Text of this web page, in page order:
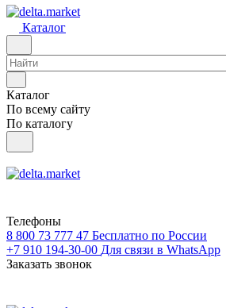
Каталог
Каталог
По всему сайту
По каталогу
Телефоны
8 800 73 777 47 Бесплатно по России
+7 910 194-30-00 Для связи в WhatsApp
Заказать звонок